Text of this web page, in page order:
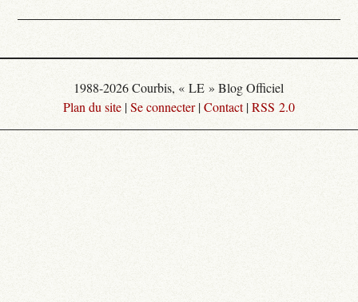
1988-2026 Courbis, « LE » Blog Officiel
Plan du site |Se connecter|Contact|RSS 2.0